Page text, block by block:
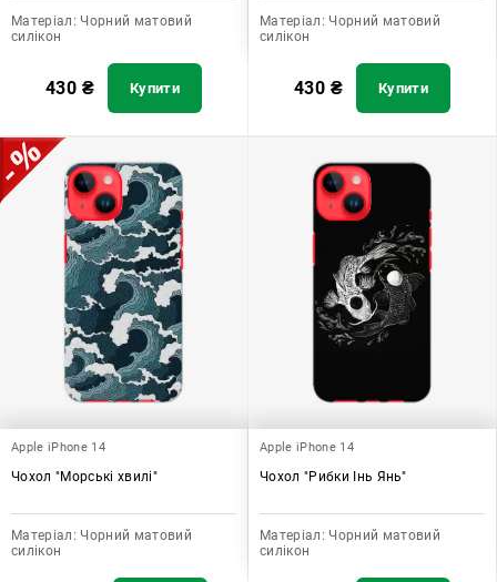
Матеріал: Чорний матовий
силікон
430 ₴ Купити
Матеріал: Чорний матовий
силікон
430 ₴ Купити
Apple iPhone 14
Чохол "Морські хвилі"
Матеріал: Чорний матовий
силікон
Apple iPhone 14
Чохол "Рибки Інь Янь"
Матеріал: Чорний матовий
силікон